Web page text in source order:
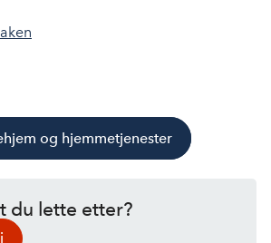
og hjemmetjenester
du lette etter?